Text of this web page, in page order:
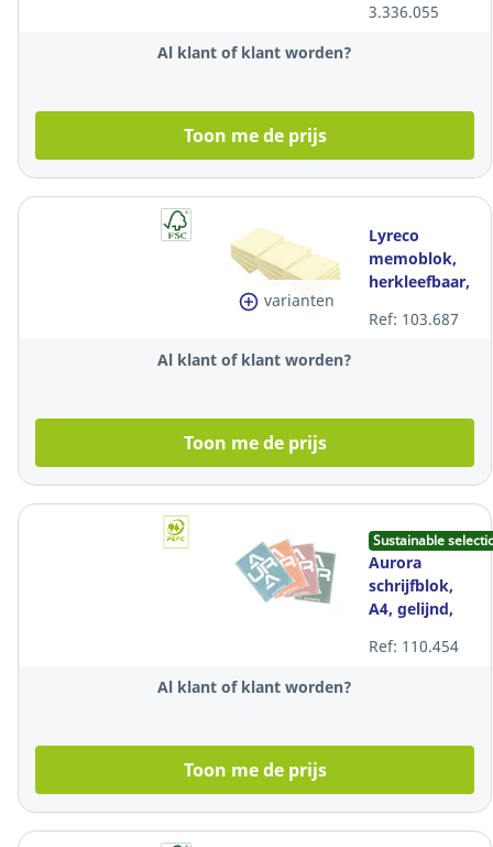
3.336.055
Al klant of klant worden?
Toon me de prijs
varianten
Lyreco
memoblok,
herkleefbaar,
mm, per 12
Ref: 103.687
Al klant of klant worden?
Toon me de prijs
Sustainable
Aurora
schrijfblok,
A4, gelijnd,
gelijmd, 100
Ref: 110.454
Al klant of klant worden?
Toon me de prijs